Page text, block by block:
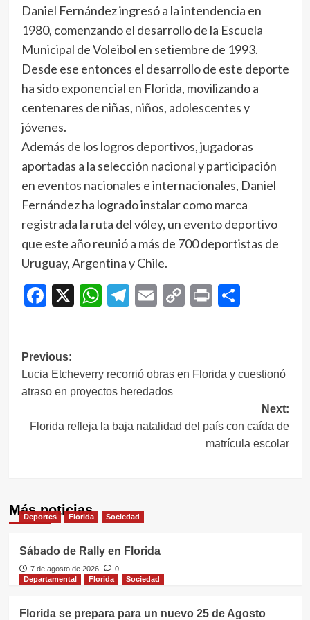
Daniel Fernández ingresó a la intendencia en
1980, comenzando el desarrollo de la Escuela
Municipal de Voleibol en setiembre de 1993.
Desde ese entonces el desarrollo de este deporte
ha sido exponencial en Florida, movilizando a
centenares de niñas, niños, adolescentes y
jóvenes.
Además de los logros deportivos, jugadoras
aportadas a la selección nacional y participación
en eventos nacionales e internacionales, Daniel
Fernández ha logrado instalar como marca
registrada la ruta del vóley, un evento deportivo
que este año reunió a más de 700 deportistas de
Uruguay, Argentina y Chile.
Facebook
X WhatsApp
Telegram
EmailCopy
Print
Navegación
de
entradas
Previous:
Lucia Etcheverry recorrió obras en Florida y cuestionó
atraso en proyectos heredados
Next:
Florida refleja la baja natalidad del país con caída de
matrícula escolar
Más noticias
Deportes Florida Sociedad
Sábado de Rally en Florida
7 de agosto de 2026
0
Departamental
Florida Sociedad
Florida se prepara para un nuevo 25 de Agosto